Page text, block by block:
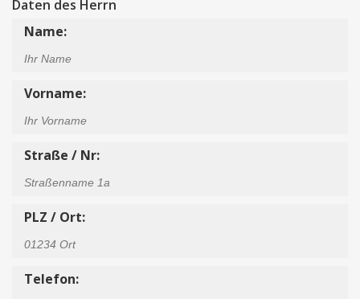
Daten des Herrn
Name:
Vorname:
Straße / Nr:
PLZ / Ort:
Telefon: